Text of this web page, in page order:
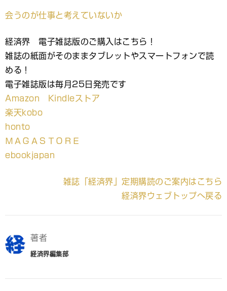
会うのが仕事と考えていないか
経済界 電子雑誌版のご購入はこちら！
雑誌の紙面がそのままタブレットやスマートフォンで読
める！
電子雑誌版は毎月25日発売です
Amazon Kindleストア
楽天kobo
honto
ＭＡＧＡＳＴＯＲＥ
ebookjapan
雑誌「経済界」定期購読のご案内はこちら
経済界ウェブトップへ戻る
著者
経済界編集部